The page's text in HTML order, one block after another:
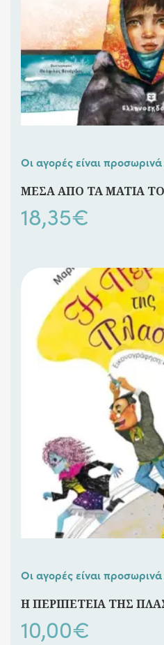
Οι αγορές είναι
ΜΕΣΑ ΑΠΟ ΤΑ ΜΑΤΙΑ
18,35€
Οι αγορές είναι
Η ΠΕΡΙΠΕΤΕΙΑ ΤΗΣ
10,00€